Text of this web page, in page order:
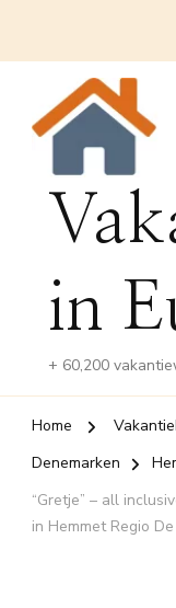
in
+ 60,200
Home
Denemarken
“Gretje” – all
in Hemmet Regio